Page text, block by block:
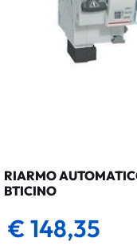
RIARMO
BTICINO
€ 148,35